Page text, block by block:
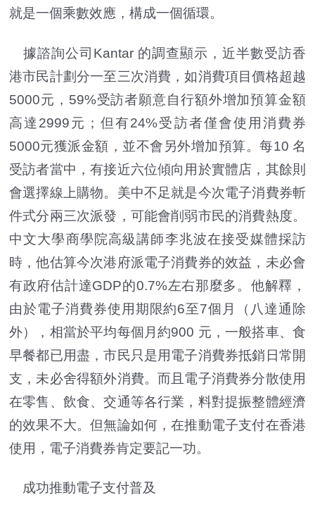
就是一個乘數效應，構成一個循環。
據諮詢公司Kantar 的調查顯示，近半數受訪香
港市民計劃分一至三次消費，如消費項目價格超越
5000元，59%受訪者願意自行額外增加預算金額
高達2999元；但有24%受訪者僅會使用消費券
5000元獲派金額，並不會另外增加預算。每10 名
受訪者當中，有接近六位傾向用於實體店，其餘則
會選擇線上購物。美中不足就是今次電子消費券斬
件式分兩三次派發，可能會削弱市民的消費熱度。
中文大學商學院高級講師李兆波在接受媒體採訪
時，他估算今次港府派電子消費券的效益，未必會
有政府估計達GDP的0.7%左右那麼多。他解釋，
由於電子消費券使用期限約6至7個月（八達通除
外），相當於平均每個月約900 元，一般搭車、食
早餐都已用盡，市民只是用電子消費券抵銷日常開
支，未必舍得額外消費。而且電子消費券分散使用
在零售、飲食、交通等各行業，料對提振整體經濟
的效果不大。但無論如何，在推動電子支付在香港
使用，電子消費券肯定要記一功。
成功推動電子支付普及